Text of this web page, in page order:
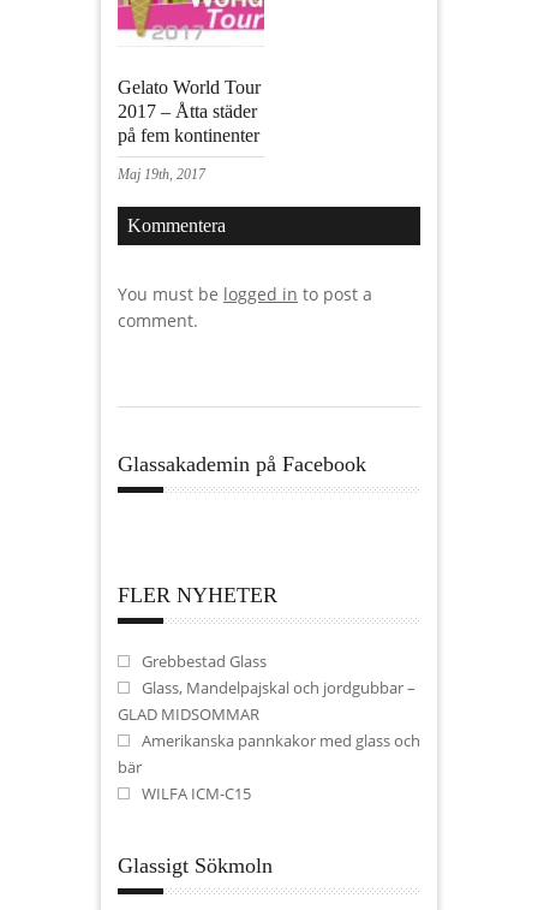
Gelato World Tour
2017 – Åtta städer
på fem kontinenter
Maj 19th, 2017
Kommentera
You must be logged in to post a
comment.
Glassakademin på Facebook
FLER NYHETER
Grebbestad Glass
Glass, Mandelpajskal och jordgubbar –
GLAD MIDSOMMAR
Amerikanska pannkakor med glass och
bär
WILFA ICM-C15
Glassigt Sökmoln